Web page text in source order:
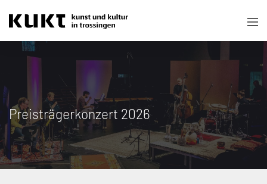
Preisträgerkonzert 2026